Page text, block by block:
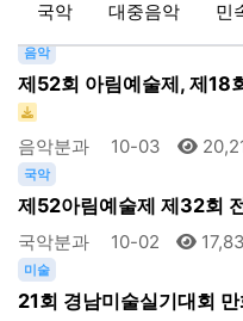
국악 대중음악 민
문학분과 10-07
음악
제52회 아림예술제, 제18
음악분과 10-03
국악
제52아림예술제 제32회
국악분과 10-02
미술
21회 경남미술실기대회